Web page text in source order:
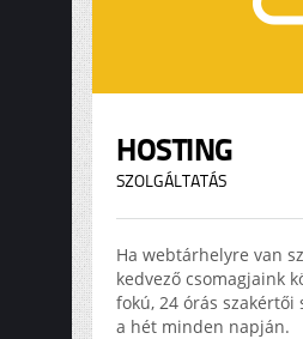
HOSTING
SZOLGÁLTATÁS
Ha webtárhelyre van
kedvező csomagjaink
fokú, 24 órás
a hét minden napján.